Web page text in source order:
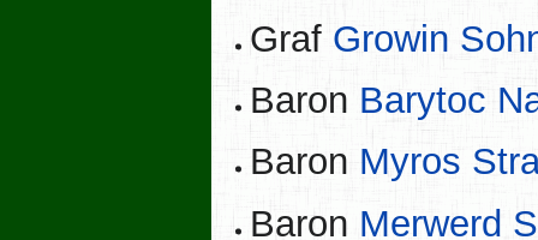
Graf Growin
Baron Barytoc
Baron Myros
Baron Merwerd